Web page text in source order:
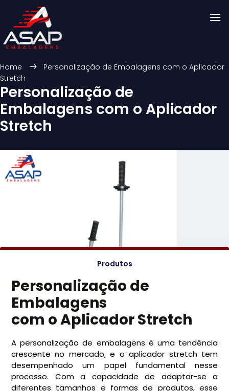
Home
Personalização de Embalagens com o Aplicador
Stretch
Personalização de
Embalagens com o Aplicador
Stretch
Produtos
Personalização de
Embalagens
com o Aplicador Stretch
A personalização de embalagens é uma tendência
crescente no mercado, e o aplicador stretch tem
desempenhado um papel fundamental nesse
processo. Com a capacidade de adaptar-se a
diferentes tamanhos e formas de produtos, esse